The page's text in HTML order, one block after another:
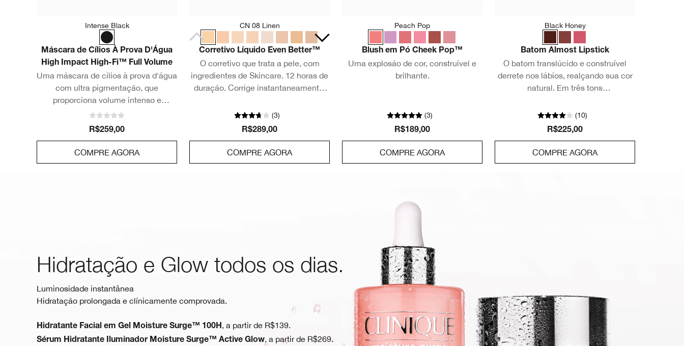
Intense Black
Máscara de Cílios À Prova D'Água
High Impact High-Fi™ Full Volume
Uma máscara de cílios à prova d'água
com ultra pigmentação, que
proporciona volume intenso e
marcante aos cílios, com longa
duração.
R$259,00
COMPRE AGORA
CN 08 Linen
Corretivo Líquido Even Better™
O corretivo que trata a pele, com
ingredientes de Skincare. 12 horas de
duração. Corrige instantaneamente,
e desfoca imperfeições, durando o dia
inteiro.
(3)
R$289,00
COMPRE AGORA
Peach Pop
Blush em Pó Cheek Pop™
Uma explosão de cor, construível e
brilhante.
(3)
R$189,00
COMPRE AGORA
Black Honey
Batom Almost Lipstick
O batom translúcido e construível
derrete nos lábios, realçando sua cor
natural. Em três tons
ficam diferentes em cada pessoa.
Testado contra alergias. 100% sem
fragrância.
(10)
R$225,00
COMPRE AGORA
Hidratação e Glow todos os dias.
Luminosidade instantânea
Hidratação prolongada e clínicamente comprovada.
Hidratante Facial em Gel Moisture Surge™ 100H , a partir de R$139.
Sérum Hidratante Iluminador Moisture Surge™ Active Glow , a partir de R$269.